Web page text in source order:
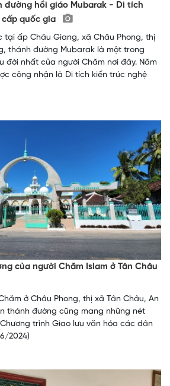
đường hồi giáo Mubarak - Di tích
quốc gia
tại ấp Châu Giang, xã Châu Phong, thị
thánh đường Mubarak là một trong
đời nhất của người Chăm nơi đây. Năm
công nhận là Di tích kiến trúc nghệ
của người Chăm Islam ở Tân Châu
ở Châu Phong, thị xã Tân Châu, An
thánh đường cũng mang những nét
trình Giao lưu văn hóa các dân
2024)